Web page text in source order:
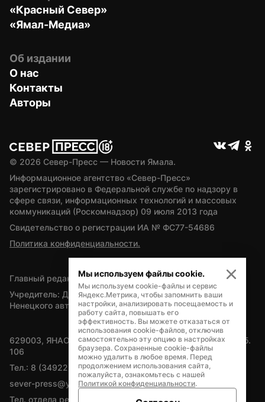
«Красный Север»
«Ямал-Медиа»
Об издании
О нас
Контакты
Авторы
© 2026 Север-Пресс — Новости Ямала.
Информационное агентство «Север-Пресс»
зарегистрировано в Федеральной службе по надзору в
сфере связи, информационных технологий и массовых
коммуникаций (Роскомнадзор) 09 июля 2013 года
Свидетельство о регистрации ИА № ФС77-54686
Политика конфиденциальности.
Главный редактор — А.Л. Поздеев
Учредитель: Департамент внутренней политики Ямало-
Ненецкого автономного округа
629003, ЯНАО, Салехард, мкр. Богдана Кнунянца, д.1, каб.
106
Тел.: 8 (34922) 71262
sever-press@yamal-media.ru
Тел. отдела рекламы: 8 (34922) 42728
Мы используем файлы cookie.
Мы используем cookie-файлы и сервис
Яндекс.Метрика, чтобы запомнить ваши
настройки, анализировать посещаемость и
работу сайта, повышать его
эффективность. Вы можете отказаться от
использования cookie-файлов, отключив
самостоятельно эту опцию в настройках
браузера. Сохраненные cookie-файлы
можно удалить в любое время. Перед
продолжением использования сайта,
пожалуйста, ознакомьтесь с нашей
Политикой конфиденциальности.